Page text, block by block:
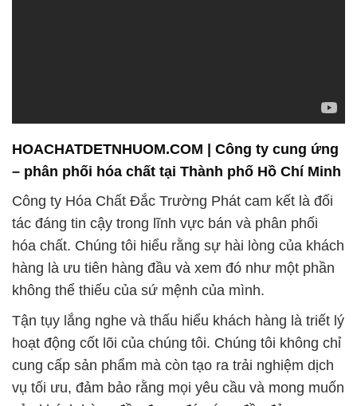
HOACHATDETNHUOM.COM | Công ty cung ứng
– phân phối hóa chất tại Thành phố Hồ Chí Minh
Công ty Hóa Chất Đắc Trường Phát cam kết là đối
tác đáng tin cậy trong lĩnh vực bán và phân phối
hóa chất. Chúng tôi hiểu rằng sự hài lòng của khách
hàng là ưu tiên hàng đầu và xem đó như một phần
không thể thiếu của sứ mệnh của mình.
Tận tụy lắng nghe và thấu hiểu khách hàng là triết lý
hoạt động cốt lõi của chúng tôi. Chúng tôi không chỉ
cung cấp sản phẩm mà còn tạo ra trải nghiệm dịch
vụ tối ưu, đảm bảo rằng mọi yêu cầu và mong muốn